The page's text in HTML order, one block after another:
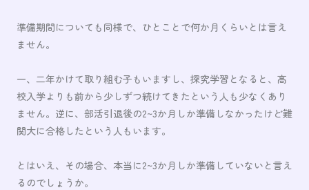
準備期間についても同様で、ひとことで何か月くらいとは言え
ません。
一、二年かけて取り組む子もいますし、探究学習となると、高
校入学よりも前から少しずつ続けてきたという人も少なくあり
ません。逆に、部活引退後の2~3か月しか準備しなかったけど難
関大に合格したという人もいます。
とはいえ、その場合、本当に2~3か月しか準備していないと言え
るのでしょうか。